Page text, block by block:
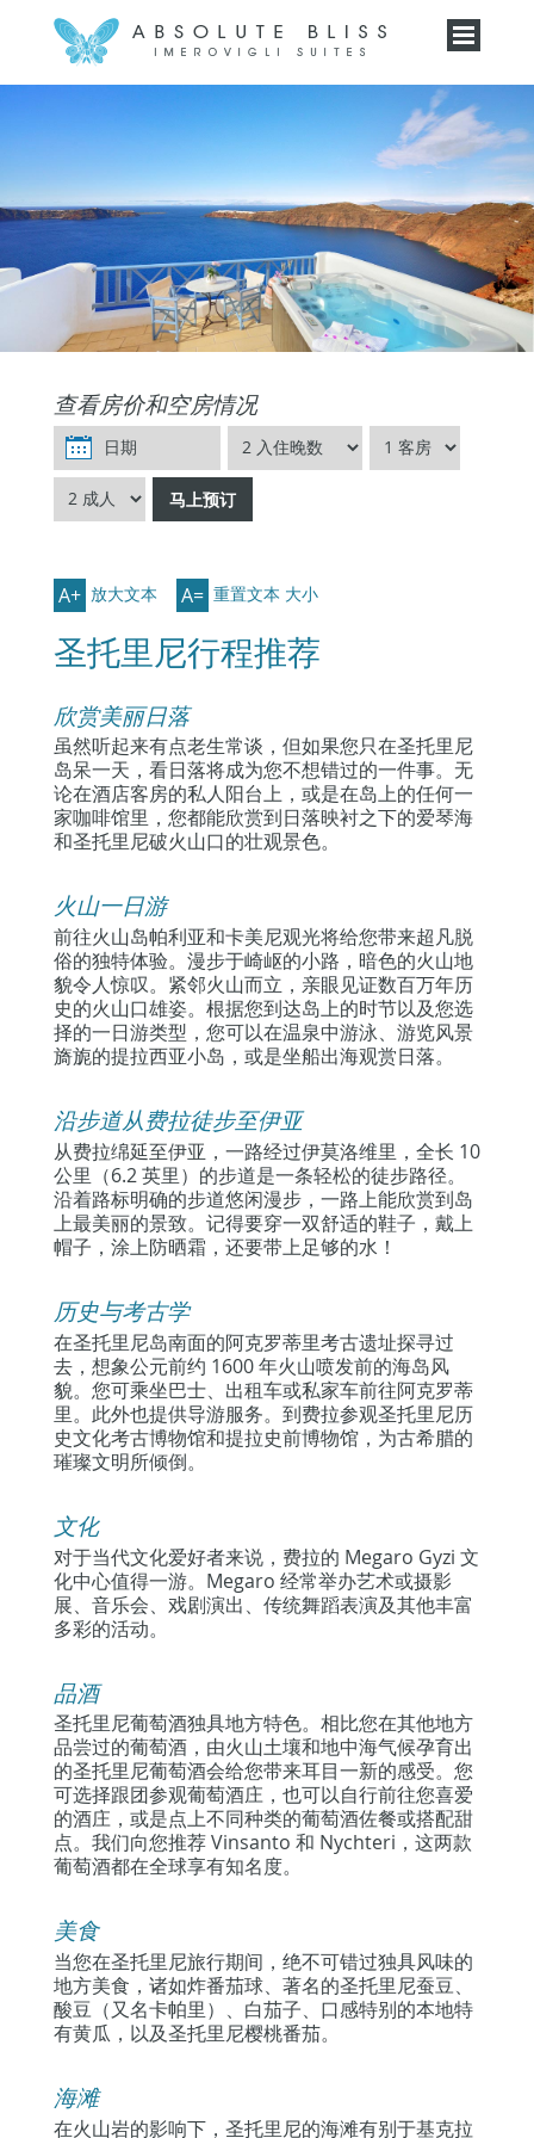
查看房价和空房情况
马上预订
A+ 放大文本 A= 重置文本 大小
圣托里尼行程推荐
欣赏美丽日落
虽然听起来有点老生常谈，但如果您只在圣托里尼
岛呆一天，看日落将成为您不想错过的一件事。无
论在酒店客房的私人阳台上，或是在岛上的任何一
家咖啡馆里，您都能欣赏到日落映衬之下的爱琴海
和圣托里尼破火山口的壮观景色。
火山一日游
前往火山岛帕利亚和卡美尼观光将给您带来超凡脱
俗的独特体验。漫步于崎岖的小路，暗色的火山地
貌令人惊叹。紧邻火山而立，亲眼见证数百万年历
史的火山口雄姿。根据您到达岛上的时节以及您选
择的一日游类型，您可以在温泉中游泳、游览风景
旖旎的提拉西亚小岛，或是坐船出海观赏日落。
沿步道从费拉徒步至伊亚
从费拉绵延至伊亚，一路经过伊莫洛维里，全长 10
公里（6.2 英里）的步道是一条轻松的徒步路径。
沿着路标明确的步道悠闲漫步，一路上能欣赏到岛
上最美丽的景致。记得要穿一双舒适的鞋子，戴上
帽子，涂上防晒霜，还要带上足够的水！
历史与考古学
在圣托里尼岛南面的阿克罗蒂里考古遗址探寻过
去，想象公元前约 1600 年火山喷发前的海岛风
貌。您可乘坐巴士、出租车或私家车前往阿克罗蒂
里。此外也提供导游服务。到费拉参观圣托里尼历
史文化考古博物馆和提拉史前博物馆，为古希腊的
璀璨文明所倾倒。
文化
对于当代文化爱好者来说，费拉的 Megaro Gyzi 文
化中心值得一游。Megaro 经常举办艺术或摄影
展、音乐会、戏剧演出、传统舞蹈表演及其他丰富
多彩的活动。
品酒
圣托里尼葡萄酒独具地方特色。相比您在其他地方
品尝过的葡萄酒，由火山土壤和地中海气候孕育出
的圣托里尼葡萄酒会给您带来耳目一新的感受。您
可选择跟团参观葡萄酒庄，也可以自行前往您喜爱
的酒庄，或是点上不同种类的葡萄酒佐餐或搭配甜
点。我们向您推荐 Vinsanto 和 Nychteri，这两款
葡萄酒都在全球享有知名度。
美食
当您在圣托里尼旅行期间，绝不可错过独具风味的
地方美食，诸如炸番茄球、著名的圣托里尼蚕豆、
酸豆（又名卡帕里）、白茄子、口感特别的本地特
有黄瓜，以及圣托里尼樱桃番茄。
海滩
在火山岩的影响下，圣托里尼的海滩有别于基克拉